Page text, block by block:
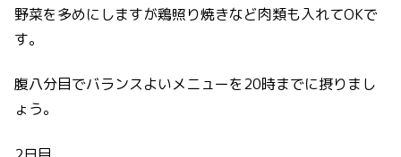
野菜を多めにしますが鶏照り焼きなど肉類も入れてOKで
す。
腹八分目でバランスよいメニューを20時までに摂りまし
ょう。